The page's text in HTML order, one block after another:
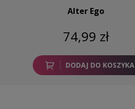
Alter Ego
74,99 zł
DODAJ DO KOSZYKA